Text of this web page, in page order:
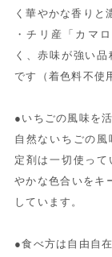
く華やかな香りと
・チリ産「カマ
く、赤味が強い
です（着色料不使
●いちごの風味を
自然ないちごの
定剤は一切使っ
やかな色合いをキ
しています。
●食べ方は自由自在